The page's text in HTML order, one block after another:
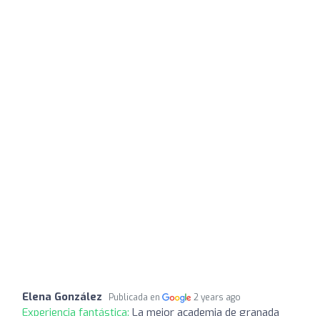
Elena González Publicada en 2 years ago
Experiencia fantástica: La mejor academia de granada